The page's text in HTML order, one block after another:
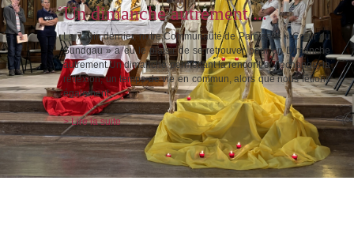
Un dimanche autrement ...
Le 7 juin dernier, notre Communauté de Paroisses « Cœur du
Sundgau » a eu le plaisir de se retrouver pour un Dimanche
autrement.Un dimanche permettant la rencontre, l’échange, la
réflexion, un temps de vie en commun, alors que nous fêtions
également,
> Lire la suite